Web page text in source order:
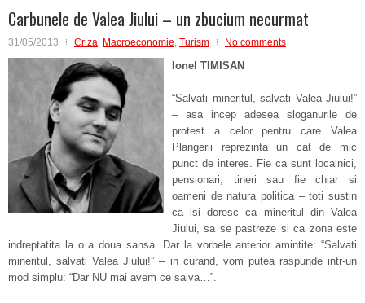
Carbunele de Valea Jiului – un zbucium necurmat
31/05/2013 Criza, Macroeconomie, Turism No comments
Ionel TIMISAN
“Salvati mineritul, salvati Valea Jiului!”
– asa incep adesea sloganurile de
protest a celor pentru care Valea
Plangerii reprezinta un cat de mic
punct de interes. Fie ca sunt localnici,
pensionari, tineri sau fie chiar si
oameni de natura politica – toti sustin
ca isi doresc ca mineritul din Valea
Jiului, sa se pastreze si ca zona este
indreptatita la o a doua sansa. Dar la vorbele anterior amintite: “Salvati
mineritul, salvati Valea Jiului!” – in curand, vom putea raspunde intr-un
mod simplu: “Dar NU mai avem ce salva…”.